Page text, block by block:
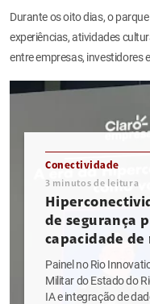
Durante os oito dias, o
experiências, atividades
entre empresas, investidores
Conectividade
3 minutos de leitura
de segurança
capacidade de
Painel no Rio
Militar do Estado do
IA e integração de